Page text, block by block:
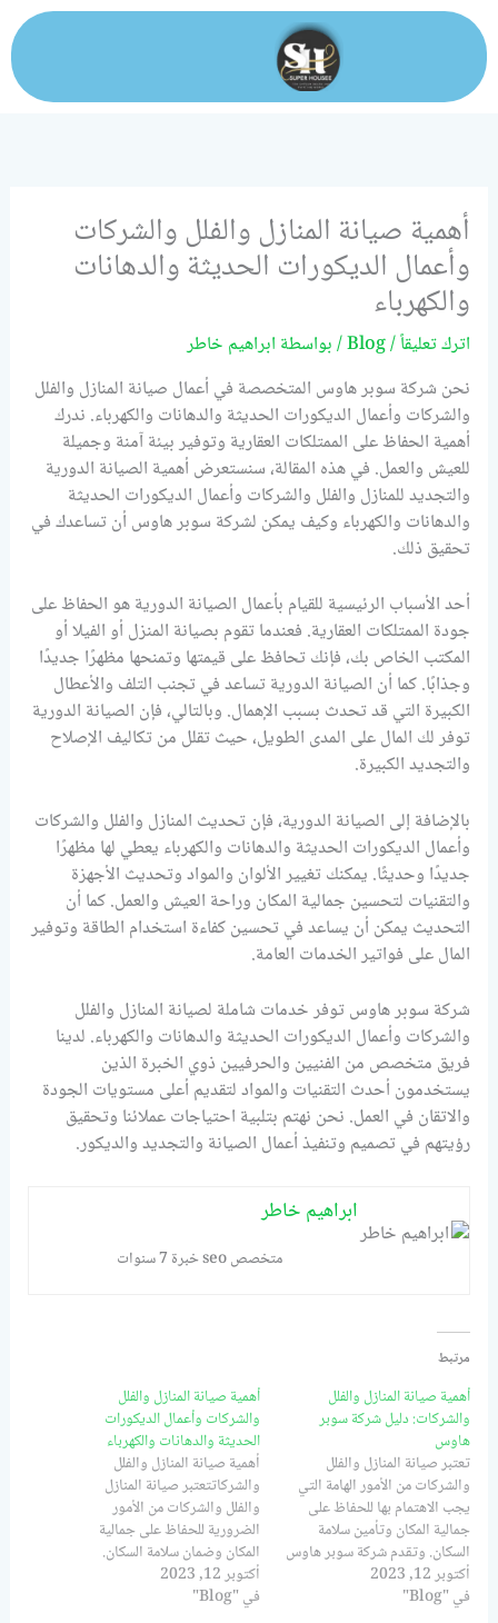
تخطي
إلى
المحتوى
أهمية صيانة المنازل والفلل والشركات
وأعمال الديكورات الحديثة والدهانات
والكهرباء
اترك تعليقاً/
Blog/ بواسطة ابراهيم خاطر
نحن شركة سوبر هاوس المتخصصة في أعمال صيانة المنازل والفلل
والشركات وأعمال الديكورات الحديثة والدهانات والكهرباء. ندرك
أهمية الحفاظ على الممتلكات العقارية وتوفير بيئة آمنة وجميلة
للعيش والعمل. في هذه المقالة، سنستعرض أهمية الصيانة الدورية
والتجديد للمنازل والفلل والشركات وأعمال الديكورات الحديثة
والدهانات والكهرباء وكيف يمكن لشركة سوبر هاوس أن تساعدك في
تحقيق ذلك.
أحد الأسباب الرئيسية للقيام بأعمال الصيانة الدورية هو الحفاظ على
جودة الممتلكات العقارية. فعندما تقوم بصيانة المنزل أو الفيلا أو
المكتب الخاص بك، فإنك تحافظ على قيمتها وتمنحها مظهرًا جديدًا
وجذابًا. كما أن الصيانة الدورية تساعد في تجنب التلف والأعطال
الكبيرة التي قد تحدث بسبب الإهمال. وبالتالي، فإن الصيانة الدورية
توفر لك المال على المدى الطويل، حيث تقلل من تكاليف الإصلاح
والتجديد الكبيرة.
بالإضافة إلى الصيانة الدورية، فإن تحديث المنازل والفلل والشركات
وأعمال الديكورات الحديثة والدهانات والكهرباء يعطي لها مظهرًا
جديدًا وحديثًا. يمكنك تغيير الألوان والمواد وتحديث الأجهزة
والتقنيات لتحسين جمالية المكان وراحة العيش والعمل. كما أن
التحديث يمكن أن يساعد في تحسين كفاءة استخدام الطاقة وتوفير
المال على فواتير الخدمات العامة.
شركة سوبر هاوس توفر خدمات شاملة لصيانة المنازل والفلل
والشركات وأعمال الديكورات الحديثة والدهانات والكهرباء. لدينا
فريق متخصص من الفنيين والحرفيين ذوي الخبرة الذين
يستخدمون أحدث التقنيات والمواد لتقديم أعلى مستويات الجودة
والاتقان في العمل. نحن نهتم بتلبية احتياجات عملائنا وتحقيق
رؤيتهم في تصميم وتنفيذ أعمال الصيانة والتجديد والديكور.
ابراهيم خاطر
متخصص seo خبرة 7 سنوات
مرتبط
أهمية صيانة المنازل والفلل
والشركات: دليل شركة سوبر
هاوس
تعتبر صيانة المنازل والفلل
والشركات من الأمور الهامة التي
يجب الاهتمام بها للحفاظ على
جمالية المكان وتأمين سلامة
السكان. وتقدم شركة سوبر هاوس
خدمات متخصصة في صيانة
المنازل والفلل والشركات،
أكتوبر 12, 2023
في "Blog"
أهمية صيانة المنازل والفلل
والشركات وأعمال الديكورات
الحديثة والدهانات والكهرباء
أهمية صيانة المنازل والفلل
والشركاتتعتبر صيانة المنازل
والفلل والشركات من الأمور
الضرورية للحفاظ على جمالية
المكان وضمان سلامة السكان.
فعندما يتم الاهتمام بصيانة
المنازل بشكل منتظم، يتم تجنب
أكتوبر 12, 2023
في "Blog"